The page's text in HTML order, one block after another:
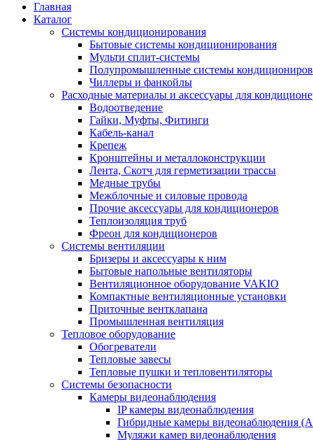
Главная
Каталог
Системы кондиционирования
Бытовые системы кондиционирования
Мульти сплит-системы
Полупромышленные системы
Чиллеры и фанкойлы
Расходные материалы и аксессуары для
Водоотведение
Гайки, Муфты, Фитинги
Кабель-канал
Крепеж
Кронштейны и металлоконструкции
Лента, Скотч для герметизации трассы
Медные трубы
Межблочные и силовые провода
Прочие аксессуары для кондиционеров
Теплоизоляция труб
Фреон для кондиционеров
Системы вентиляции
Бризеры и аксессуары к ним
Бытовые напольные вентиляторы
Вентиляционное оборудование VAKIO
Компактные вентиляционные установки
Приточные вентклапана
Промышленная вентиляция
Тепловое оборудование
Обогреватели
Тепловые завесы
Тепловые пушки и тепловентиляторы
Системы безопасности
Камеры видеонаблюдения
IP камеры видеонаблюдения
Гибридные камеры видеонаблюдения
Муляжи камер видеонаблюдения